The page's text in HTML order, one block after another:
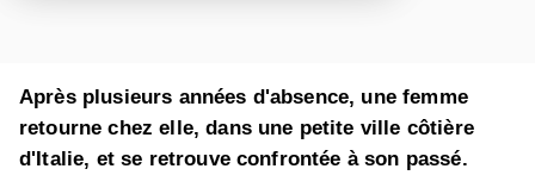
Après plusieurs années d'absence, une femme
retourne chez elle, dans une petite ville côtière
d'Italie, et se retrouve confrontée à son passé.